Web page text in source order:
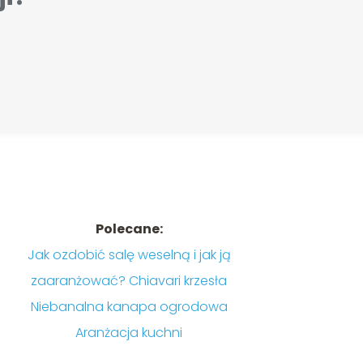
Polecane:
Jak ozdobić salę weselną i jak ją
zaaranżować? Chiavari krzesła
Niebanalna kanapa ogrodowa
Aranżacja kuchni